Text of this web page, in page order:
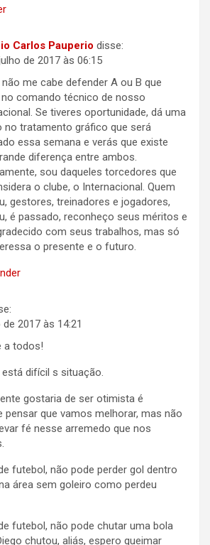
Carlos Pauperio disse:
de 2017 às 06:15
me cabe defender A ou B que
comando técnico de nosso
Se tiveres oportunidade, dá uma
no tratamento gráfico que será
essa semana e verás que existe
diferença entre ambos.
sou daqueles torcedores que
o clube, o Internacional. Quem
gestores, treinadores e jogadores,
é passado, reconheço seus méritos e
com seus trabalhos, mas só
o presente e o futuro.
2017 às 14:21
a todos!
está difícil s situação.
gostaria de ser otimista é
pensar que vamos melhorar, mas não
fé nesse arremedo que nos
futebol, não pode perder gol dentro
área sem goleiro como perdeu
futebol, não pode chutar uma bola
chutou, aliás, espero queimar